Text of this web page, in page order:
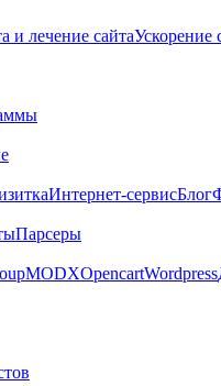
и лечение сайтаУскорение
Интернет-сервисБлог
Парсеры
MODXOpencartWordpress